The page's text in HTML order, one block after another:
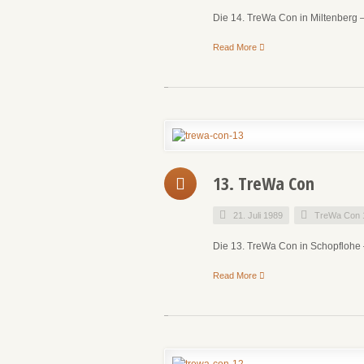
Die 14. TreWa Con in Miltenberg
Read More
13. TreWa Con
21. Juli 1989 TreWa Con
Die 13. TreWa Con in
Read More